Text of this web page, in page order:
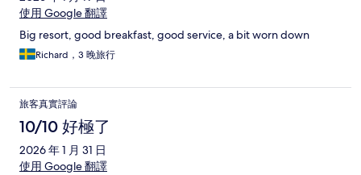
使用 Google 翻譯
Big resort, good breakfast, good service, a bit worn down
Richard，3 晚旅行
旅客真實評論
10/10 好極了
2026 年 1 月 31 日
使用 Google 翻譯